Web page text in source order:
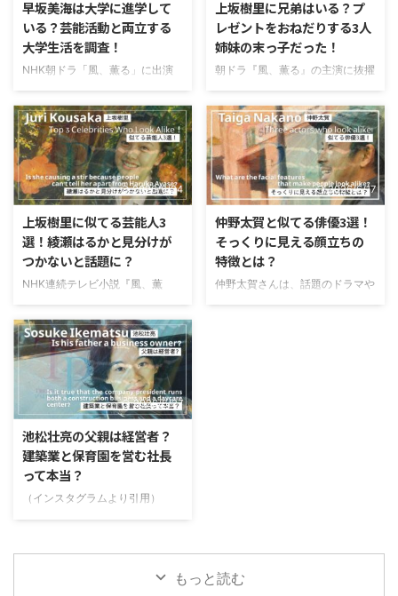
早坂美海は大学に進学して
いる？芸能活動と両立する
大学生活を調査！
NHK朝ドラ「風、薫る」に出演
ている早坂美海さん。2026年に
19歳を迎え、学業と芸能活動を両
立しながら活躍の場を広げていま
すよね。そんな早坂美海さんです
が、「大学に進学しているのか
な？」「芸能活動と両立できてい
も多いのではないでしょうか。こ
の記事では、早坂美海さんの大学
進学や現在のキャンパスライフに
ついて調査していきます。最後ま
す。 目次 早坂美海は大学に進学
している？
https://twitter.com/SD ...
上坂樹里に兄弟はいる？プ
レゼントをおねだりする3人
姉妹の末っ子だった！
朝ドラ『風、薫る』の主演に抜擢
（こうさかじゅり）さん。透明感
のある雰囲気と自然な演技力で、
最近ではドラマやCMなどで見か
ける機会も増えていますよね。そ
んな上坂樹里さんですが、「兄弟
はいるのかな？」「どんな家族の
っている方も多いのではないでし
ょうか。実は、上坂樹里さんは3
人姉妹の末っ子で、家族仲の良さ
が伝わるエピソードも明かしてい
2026/6/24
上坂樹里に似てる芸能人3
選！綾瀬はるかと見分けが
つかないと話題に？
NHK連続テレビ小説『風、薫
る上坂樹里さん。2410人の応募
者の中からオーディションを勝ち
抜き、朝ドラヒロインに抜てきさ
れたことでも話題になりました。
そんな上坂樹里さんを見て「誰か
に似ている気がする」と思った方
SNSでも「綾瀬はるかさんに似て
る！」「若い頃の仲間由紀恵さん
みたい！」といった声が見られま
す。 この記事では、上坂樹里さ
2026/6/17
仲野太賀と似てる俳優3選！
そっくりに見える顔立ちの
特徴とは？
仲野太賀さんは、話題のドラマや
2026/5/27
池松壮亮の父親は経営者？
建築業と保育園を営む社長
って本当？
（インスタグラムより引用）
つそうすけ）さんは、話題のドラ
もっと読む